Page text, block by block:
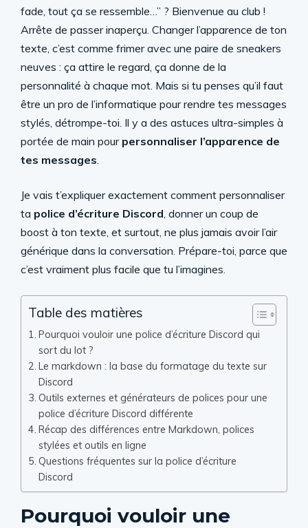
fade, tout ça se ressemble…” ? Bienvenue au club !
Arrête de passer inaperçu. Changer l’apparence de ton
texte, c’est comme frimer avec une paire de sneakers
neuves : ça attire le regard, ça donne de la
personnalité à chaque mot. Mais si tu penses qu’il faut
être un pro de l’informatique pour rendre tes messages
stylés, détrompe-toi. Il y a des astuces ultra-simples à
portée de main pour personnaliser l’apparence de
tes messages.
Je vais t’expliquer exactement comment personnaliser
ta police d’écriture Discord, donner un coup de
boost à ton texte, et surtout, ne plus jamais avoir l’air
générique dans la conversation. Prépare-toi, parce que
c’est vraiment plus facile que tu l’imagines.
Table des matières
Pourquoi vouloir une police d’écriture Discord qui
sort du lot ?
Le markdown : la base du formatage du texte sur
Discord
Outils externes et générateurs de polices pour une
police d’écriture Discord différente
Récap des différences entre Markdown, polices
stylées et outils en ligne
Questions fréquentes sur la police d’écriture
Discord
Pourquoi vouloir une